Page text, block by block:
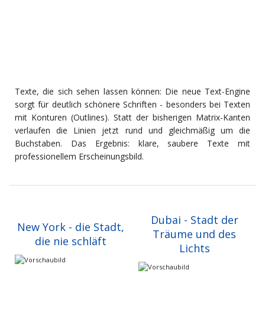
Texte, die sich sehen lassen können: Die neue Text-Engine
sorgt für deutlich schönere Schriften - besonders bei Texten
mit Konturen (Outlines). Statt der bisherigen Matrix-Kanten
verlaufen die Linien jetzt rund und gleichmäßig um die
Buchstaben. Das Ergebnis: klare, saubere Texte mit
professionellem Erscheinungsbild.
New York - die Stadt,
die nie schläft
Dubai - Stadt der
Träume und des
Lichts